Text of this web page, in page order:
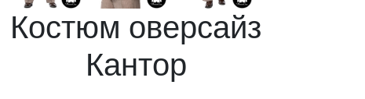
Костюм оверсайз
Кантор